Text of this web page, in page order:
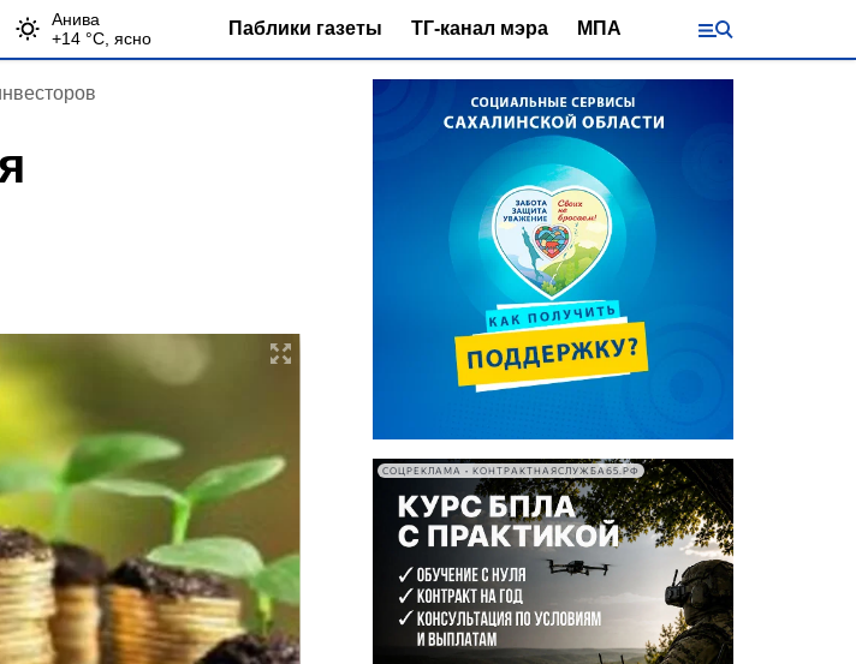
Анива
+14 °С, ясно Паблики газеты ТГ-канал мэра МПА
СОЦРЕКЛАМА • КОНТРАКТНАЯСЛУЖБА65.РФ